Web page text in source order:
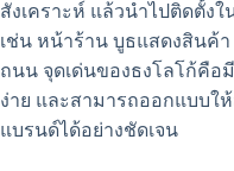
สังเคราะห์ แล้วนำไปติดตั้ง
เช่น หน้าร้าน บูธแสดงสินค้
ถนน จุดเด่นของธงโลโก้คือ
ง่าย และสามารถออกแบบใ
แบรนด์ได้อย่างชัดเจน